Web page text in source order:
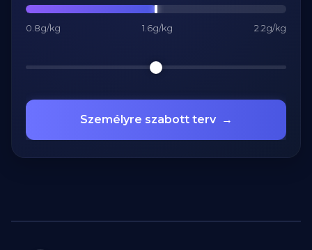
0.8g/kg 1.6g/kg 2.2g/kg
Személyre szabott terv →